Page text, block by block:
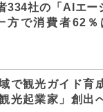
334社の「AIエー
方で消費者62
で観光ガイド育
光起業家」創